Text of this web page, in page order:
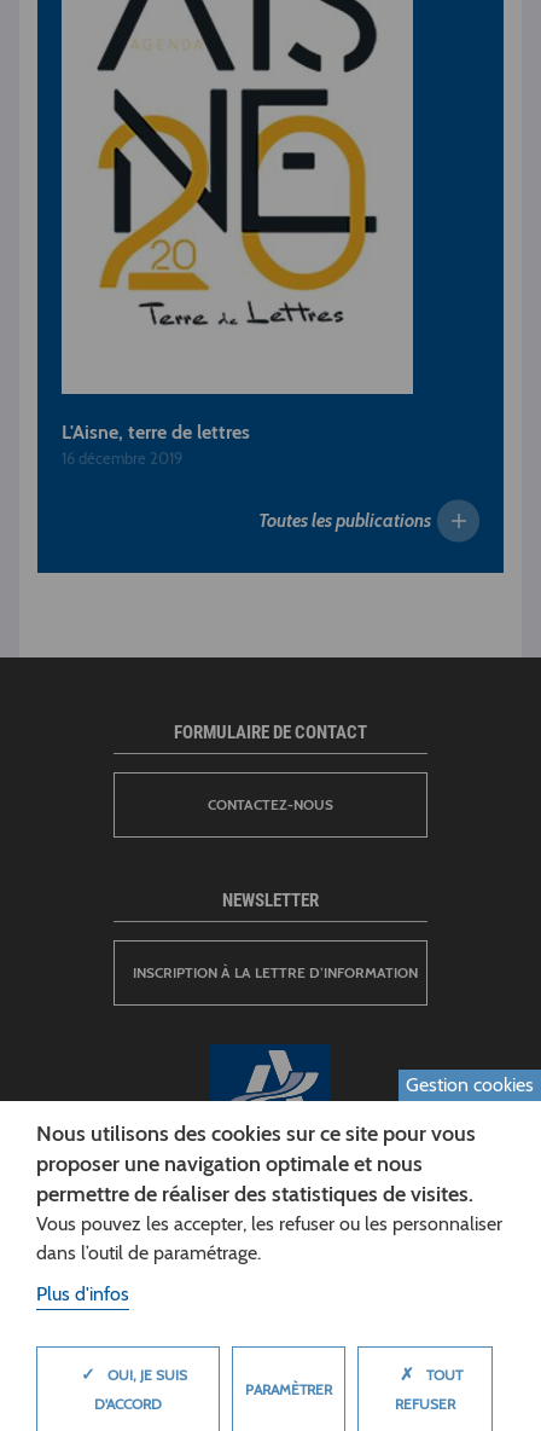
L'Aisne, terre de lettres
16 décembre 2019
Toutes les publications
CONSEIL DÉPARTEMENTAL DE L'AISNE
Siège :
FORMULAIRE DE CONTACT
CONTACTEZ-NOUS
NEWSLETTER
INSCRIPTION À LA LETTRE D’INFORMATION
Gestion cookies
Nous utilisons des cookies sur ce site pour vous
proposer une navigation optimale et nous
permettre de réaliser des statistiques de visites.
Vous pouvez les accepter, les refuser ou les personnaliser
dans l’outil de paramétrage.
Plus d'infos
✓
OUI, JE SUIS
D'ACCORD
PARAMÈTRER
✗
TOUT
REFUSER
MASQUER